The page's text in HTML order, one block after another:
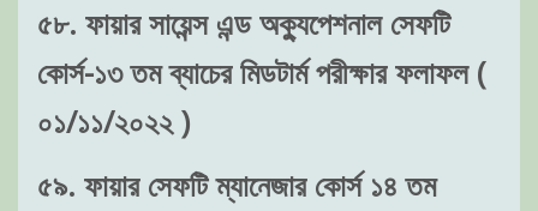
৫৮. ফায়ার সায়েন্স এন্ড অক্যুপেশনাল সেফটি
কোর্স-১৩ তম ব্যাচের মিডটার্ম পরীক্ষার ফলাফল (
০১/১১/২০২২ )
৫৯. ফায়ার সেফটি ম্যানেজার কোর্স ১৪ তম